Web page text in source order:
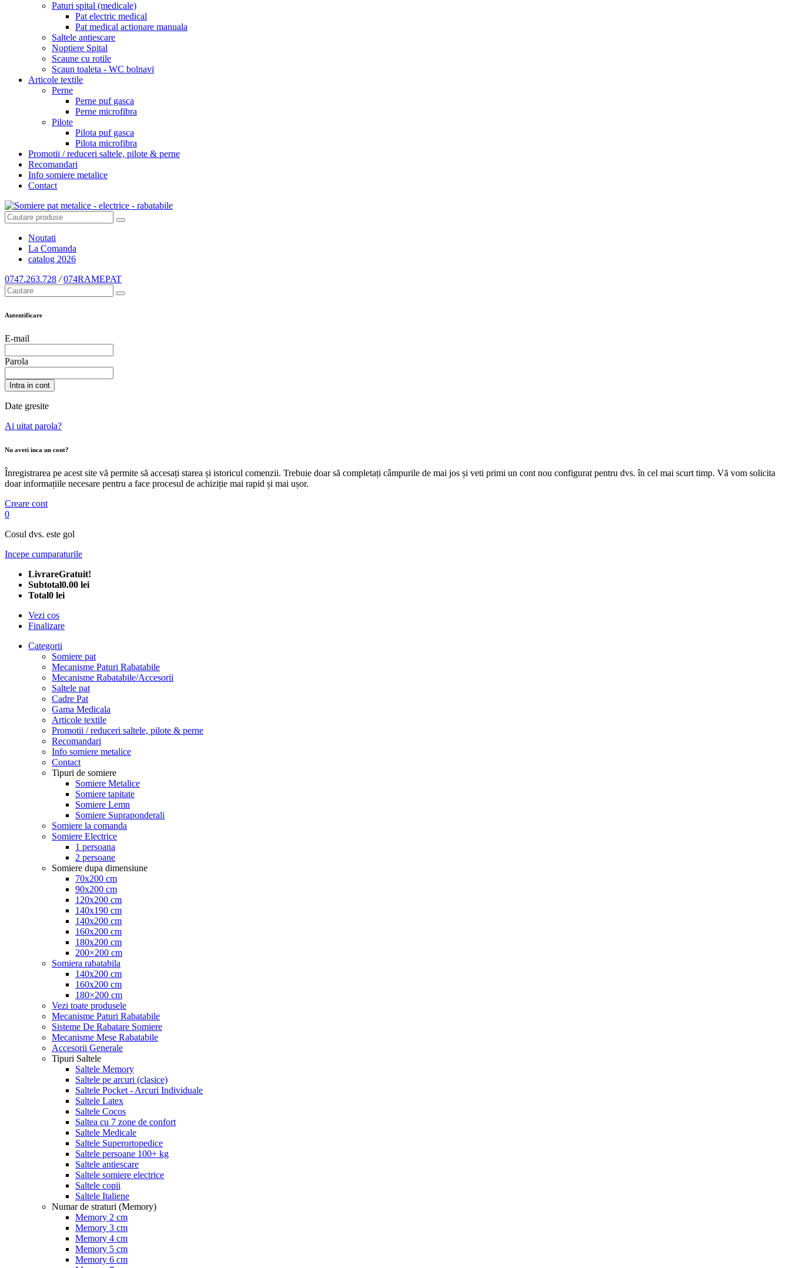
Paturi spital (medicale)
Pat electric medical
Pat medical actionare manuala
Saltele antiescare
Noptiere Spital
Scaune cu rotile
Scaun toaleta - WC bolnavi
Articole textile
Perne
Perne puf gasca
Perne microfibra
Pilote
Pilota puf gasca
Pilota microfibra
Promotii / reduceri saltele, pilote & perne
Recomandari
Info somiere metalice
Contact
Noutati
La Comanda
catalog 2026
0747.263.728 / 074RAMEPAT
Autentificare
E-mail
Parola
Intra in cont
Date gresite
Ai uitat parola?
Nu aveti inca un cont?
Înregistrarea pe acest site vă permite să accesați starea și istoricul comenzii. Trebuie doar să completați câmpurile de mai jos și veti primi un cont nou configurat pentru dvs. în cel mai scurt timp. Vă vom solicita
doar informațiile necesare pentru a face procesul de achiziție mai rapid și mai ușor.
Creare cont
0
Cosul dvs. este gol
Incepe cumparaturile
LivrareGratuit!
Subtotal0.00 lei
Total0 lei
Vezi cos
Finalizare
Categorii
Somiere pat
Mecanisme Paturi Rabatabile
Mecanisme Rabatabile/Accesorii
Saltele pat
Cadre Pat
Gama Medicala
Articole textile
Promotii / reduceri saltele, pilote & perne
Recomandari
Info somiere metalice
Contact
Tipuri de somiere
Somiere Metalice
Somiere tapitate
Somiere Lemn
Somiere Supraponderali
Somiere la comanda
Somiere Electrice
1 persoana
2 persoane
Somiere dupa dimensiune
70x200 cm
90x200 cm
120x200 cm
140x190 cm
140x200 cm
160x200 cm
180x200 cm
200×200 cm
Somiera rabatabila
140x200 cm
160x200 cm
180×200 cm
Vezi toate produsele
Mecanisme Paturi Rabatabile
Sisteme De Rabatare Somiere
Mecanisme Mese Rabatabile
Accesorii Generale
Tipuri Saltele
Saltele Memory
Saltele pe arcuri (clasice)
Saltele Pocket - Arcuri Individuale
Saltele Latex
Saltele Cocos
Saltea cu 7 zone de confort
Saltele Medicale
Saltele Superortopedice
Saltele persoane 100+ kg
Saltele antiescare
Saltele somiere electrice
Saltele copii
Saltele Italiene
Numar de straturi (Memory)
Memory 2 cm
Memory 3 cm
Memory 4 cm
Memory 5 cm
Memory 6 cm